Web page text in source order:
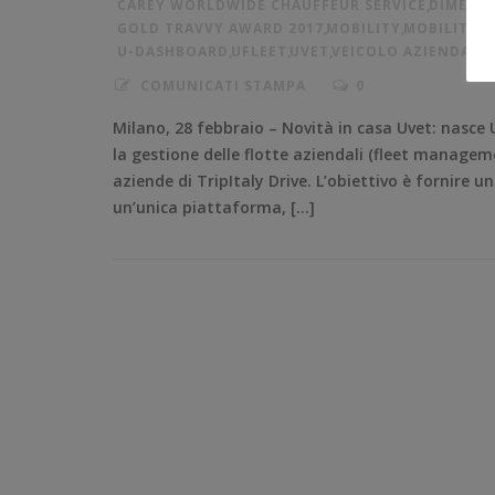
Milano, 28 febbraio – Novità in casa Uvet:
la gestione delle flotte aziendali (fleet
aziende di TripItaly Drive. L’obiettivo è fornire
un’unica piattaforma, […]